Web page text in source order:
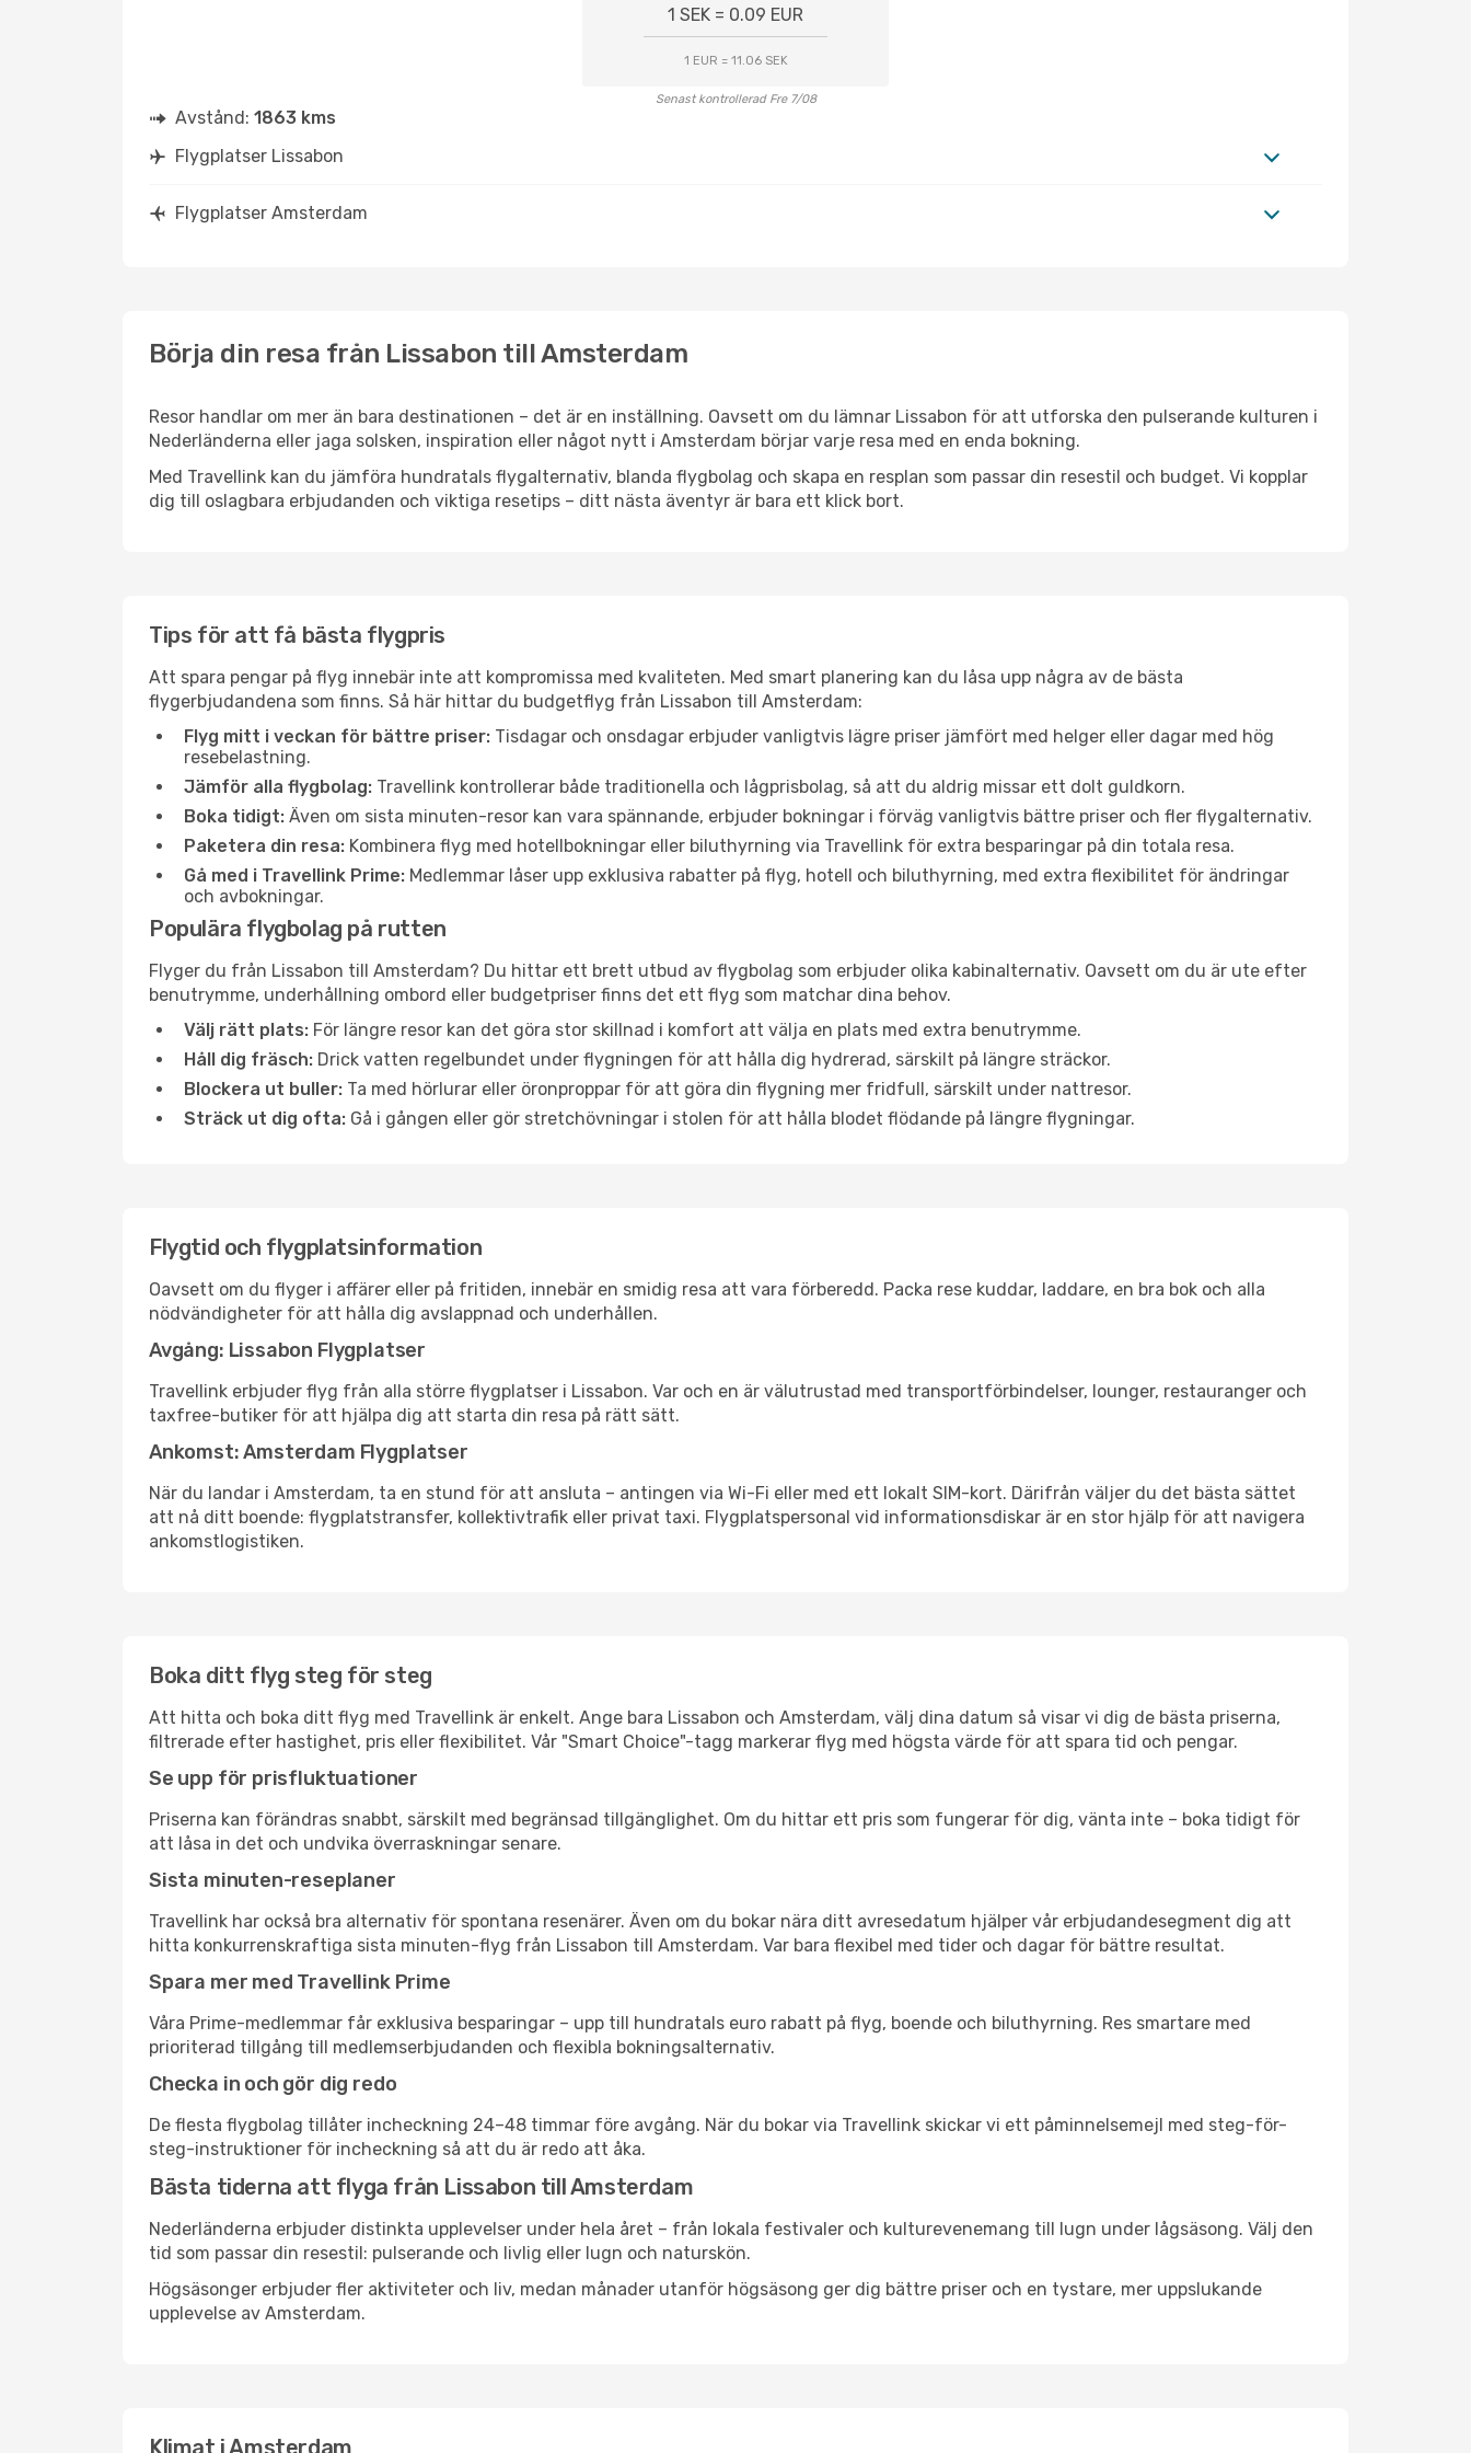
1 SEK = 0.09 EUR
1 EUR = 11.06 SEK
Senast kontrollerad Fre 7/08
Avstånd: 1863 kms
Flygplatser Lissabon
Flygplatser Amsterdam
Börja din resa från Lissabon till Amsterdam
Resor handlar om mer än bara destinationen – det är en inställning. Oavsett om du lämnar Lissabon för att utforska den pulserande kulturen i
Nederländerna eller jaga solsken, inspiration eller något nytt i Amsterdam börjar varje resa med en enda bokning.
Med Travellink kan du jämföra hundratals flygalternativ, blanda flygbolag och skapa en resplan som passar din resestil och budget. Vi kopplar
dig till oslagbara erbjudanden och viktiga resetips – ditt nästa äventyr är bara ett klick bort.
Tips för att få bästa flygpris
Att spara pengar på flyg innebär inte att kompromissa med kvaliteten. Med smart planering kan du låsa upp några av de bästa
flygerbjudandena som finns. Så här hittar du budgetflyg från Lissabon till Amsterdam:
Flyg mitt i veckan för bättre priser: Tisdagar och onsdagar erbjuder vanligtvis lägre priser jämfört med helger eller dagar med hög
resebelastning.
Jämför alla flygbolag: Travellink kontrollerar både traditionella och lågprisbolag, så att du aldrig missar ett dolt guldkorn.
Boka tidigt: Även om sista minuten-resor kan vara spännande, erbjuder bokningar i förväg vanligtvis bättre priser och fler flygalternativ.
Paketera din resa: Kombinera flyg med hotellbokningar eller biluthyrning via Travellink för extra besparingar på din totala resa.
Gå med i Travellink Prime: Medlemmar låser upp exklusiva rabatter på flyg, hotell och biluthyrning, med extra flexibilitet för ändringar
och avbokningar.
Populära flygbolag på rutten
Flyger du från Lissabon till Amsterdam? Du hittar ett brett utbud av flygbolag som erbjuder olika kabinalternativ. Oavsett om du är ute efter
benutrymme, underhållning ombord eller budgetpriser finns det ett flyg som matchar dina behov.
Välj rätt plats: För längre resor kan det göra stor skillnad i komfort att välja en plats med extra benutrymme.
Håll dig fräsch: Drick vatten regelbundet under flygningen för att hålla dig hydrerad, särskilt på längre sträckor.
Blockera ut buller: Ta med hörlurar eller öronproppar för att göra din flygning mer fridfull, särskilt under nattresor.
Sträck ut dig ofta: Gå i gången eller gör stretchövningar i stolen för att hålla blodet flödande på längre flygningar.
Flygtid och flygplatsinformation
Oavsett om du flyger i affärer eller på fritiden, innebär en smidig resa att vara förberedd. Packa rese kuddar, laddare, en bra bok och alla
nödvändigheter för att hålla dig avslappnad och underhållen.
Avgång: Lissabon Flygplatser
Travellink erbjuder flyg från alla större flygplatser i Lissabon. Var och en är välutrustad med transportförbindelser, lounger, restauranger och
taxfree-butiker för att hjälpa dig att starta din resa på rätt sätt.
Ankomst: Amsterdam Flygplatser
När du landar i Amsterdam, ta en stund för att ansluta – antingen via Wi-Fi eller med ett lokalt SIM-kort. Därifrån väljer du det bästa sättet
att nå ditt boende: flygplatstransfer, kollektivtrafik eller privat taxi. Flygplatspersonal vid informationsdiskar är en stor hjälp för att navigera
ankomstlogistiken.
Boka ditt flyg steg för steg
Att hitta och boka ditt flyg med Travellink är enkelt. Ange bara Lissabon och Amsterdam, välj dina datum så visar vi dig de bästa priserna,
filtrerade efter hastighet, pris eller flexibilitet. Vår "Smart Choice"-tagg markerar flyg med högsta värde för att spara tid och pengar.
Se upp för prisfluktuationer
Priserna kan förändras snabbt, särskilt med begränsad tillgänglighet. Om du hittar ett pris som fungerar för dig, vänta inte – boka tidigt för
att låsa in det och undvika överraskningar senare.
Sista minuten-reseplaner
Travellink har också bra alternativ för spontana resenärer. Även om du bokar nära ditt avresedatum hjälper vår erbjudandesegment dig att
hitta konkurrenskraftiga sista minuten-flyg från Lissabon till Amsterdam. Var bara flexibel med tider och dagar för bättre resultat.
Spara mer med Travellink Prime
Våra Prime-medlemmar får exklusiva besparingar – upp till hundratals euro rabatt på flyg, boende och biluthyrning. Res smartare med
prioriterad tillgång till medlemserbjudanden och flexibla bokningsalternativ.
Checka in och gör dig redo
De flesta flygbolag tillåter incheckning 24–48 timmar före avgång. När du bokar via Travellink skickar vi ett påminnelsemejl med steg-för-
steg-instruktioner för incheckning så att du är redo att åka.
Bästa tiderna att flyga från Lissabon till Amsterdam
Nederländerna erbjuder distinkta upplevelser under hela året – från lokala festivaler och kulturevenemang till lugn under lågsäsong. Välj den
tid som passar din resestil: pulserande och livlig eller lugn och naturskön.
Högsäsonger erbjuder fler aktiviteter och liv, medan månader utanför högsäsong ger dig bättre priser och en tystare, mer uppslukande
upplevelse av Amsterdam.
Klimat i Amsterdam